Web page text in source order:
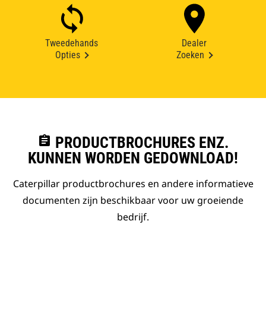
Tweedehands
Opties
Dealer
Zoeken
assignment PRODUCTBROCHURES ENZ.
KUNNEN WORDEN GEDOWNLOAD!
Caterpillar productbrochures en andere informatieve
documenten zijn beschikbaar voor uw groeiende
bedrijf.